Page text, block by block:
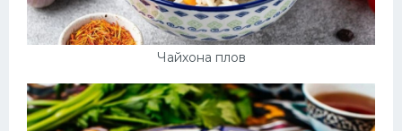
Чайхона плов